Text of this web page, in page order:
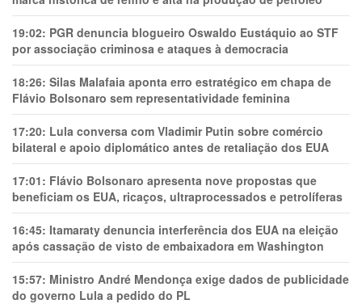
19:02: PGR denuncia blogueiro Oswaldo Eustáquio ao STF
por associação criminosa e ataques à democracia
18:26: Silas Malafaia aponta erro estratégico em chapa de
Flávio Bolsonaro sem representatividade feminina
17:20: Lula conversa com Vladimir Putin sobre comércio
bilateral e apoio diplomático antes de retaliação dos EUA
17:01: Flávio Bolsonaro apresenta nove propostas que
beneficiam os EUA, ricaços, ultraprocessados e petrolíferas
16:45: Itamaraty denuncia interferência dos EUA na eleição
após cassação de visto de embaixadora em Washington
15:57: Ministro André Mendonça exige dados de publicidade
do governo Lula a pedido do PL